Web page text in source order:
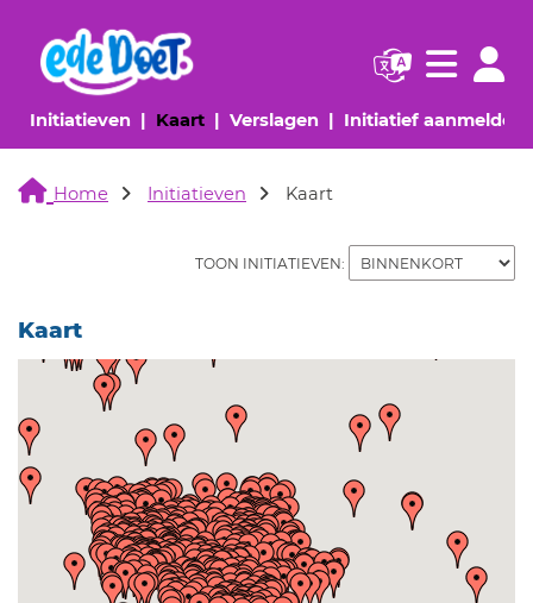
Initiatieven (huidige pagina)
Kaart(huidige pagina)
Verslagen (huidige pagina)
Initiatief aanmelden
Navigatie
Home Initiatieven Kaart
TOON INITIATIEVEN:
Kaart